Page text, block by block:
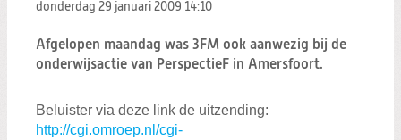
donderdag 29 januari 2009 14:10
Afgelopen maandag was 3FM ook aanwezig bij de
onderwijsactie van PerspectieF in Amersfoort.
Beluister via deze link de uitzending:
http://cgi.omroep.nl/cgi-